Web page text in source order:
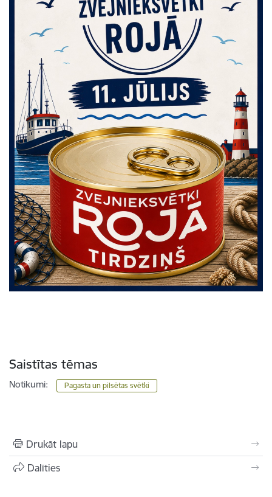
Saistītas tēmas
Notikumi: Pagasta un pilsētas svētki
Drukāt lapu
Dalīties